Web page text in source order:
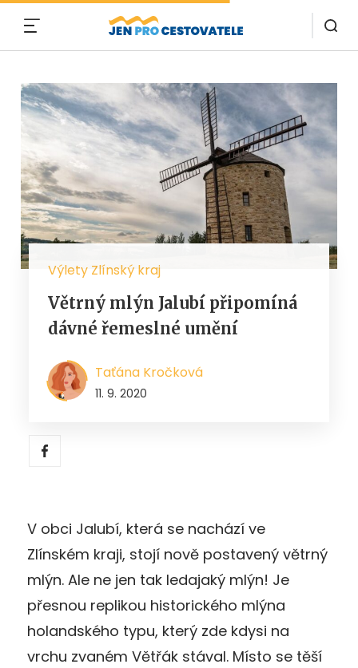
Výlety Zlínský kraj
Větrný mlýn Jalubí připomíná
dávné řemeslné umění
Taťána Kročková
11. 9. 2020
V obci Jalubí, která se nachází ve
Zlínském kraji, stojí nově postavený větrný
mlýn. Ale ne jen tak ledajaký mlýn! Je
přesnou replikou historického mlýna
holandského typu, který zde kdysi na
vrchu zvaném Větřák stával. Místo se těší